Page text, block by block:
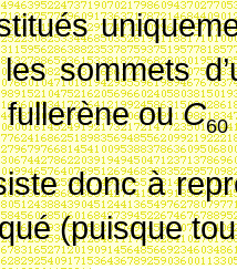
sommets
fullerène ouC60
donc à
(puisque